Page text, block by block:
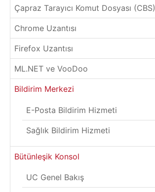
Çapraz Tarayıcı Komut Dosyası (CBS)
Chrome Uzantısı
Firefox Uzantısı
ML.NET ve VooDoo
Bildirim Merkezi
E-Posta Bildirim Hizmeti
Sağlık Bildirim Hizmeti
Bütünleşik Konsol
UC Genel Bakış